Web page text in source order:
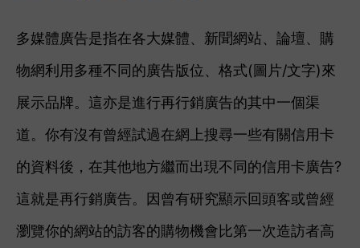
多媒體廣告是指在各大媒體、新聞網站、論壇、購
物網利用多種不同的廣告版位、格式(圖片/文字)來
展示品牌。這亦是進行再行銷廣告的其中一個渠
道。你有沒有曾經試過在網上搜尋一些有關信用卡
的資料後，在其他地方繼而出現不同的信用卡廣告?
這就是再行銷廣告。因曾有研究顯示回頭客或曾經
瀏覽你的網站的訪客的購物機會比第一次造訪者高